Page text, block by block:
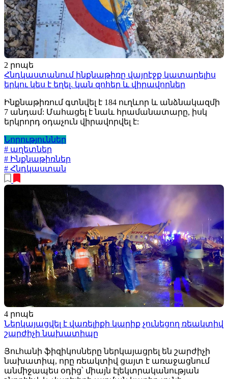
2 րոպե
Հնդկաստանում ինքնաթիռը վայրէջք կատարելիս
երկու կես է եղել. կան զոհեր և վիրավորներ
Ինքնաթիռում գտնվել է 184 ուղևոր և անձնակազմի
7 անդամ: Մահացել է նաև հրամանատարը, իսկ
երկրորդ օդաչուն վիրավորվել է:
Նորություններ
# աղետներ
# Ինքնաթիռներ
# Հնդկաստան
4 րոպե
Ներկայացվել է վառելիքի կարիք չունեցող ռեակտիվ
շարժիչի նախատիպը
Յուհանի ֆիզիկոսները ներկայացրել են շարժիչի
նախատիպ, որը ռեակտիվ ցայտ է առաջացնում
անմիջապես օդից՝ միայն էլեկտրականության